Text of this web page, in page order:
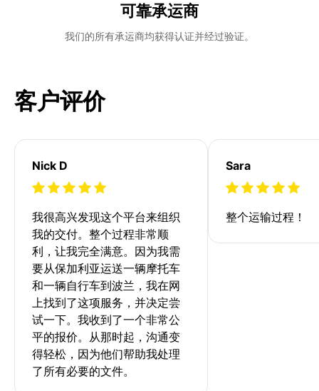
可靠承运商
我们的所有承运商均获得认证并经过验证。
客户评价
Nick D
我很高兴发现这个平台来组织
我的交付。整个过程非常顺
利，让我完全满意。因为我需
要从保加利亚运送一辆摩托车
和一辆自行车到波兰，我在网
上找到了这项服务，并决定尝
试一下。我收到了一个非常公
平的报价。从那时起，沟通变
得轻松，因为他们帮助我处理
了所有必要的文件。
Sara
整个运输过程！